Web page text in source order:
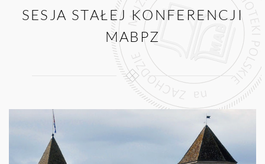
SESJA STAŁEJ KONFERENCJI
MABPZ